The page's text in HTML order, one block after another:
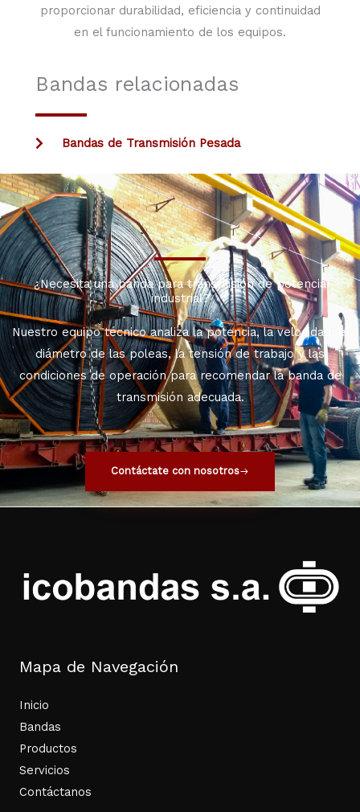
proporcionar durabilidad, eficiencia y continuidad
en el funcionamiento de los equipos.
Bandas relacionadas
Bandas de Transmisión Pesada
¿Necesita una banda para transmisión de potencia
industrial?
Nuestro equipo técnico analiza la potencia, la velocidad, el
diámetro de las poleas, la tensión de trabajo y las
condiciones de operación para recomendar la banda de
transmisión adecuada.
Contáctate con nosotros
Mapa de Navegación
Inicio
Bandas
Productos
Servicios
Contáctanos